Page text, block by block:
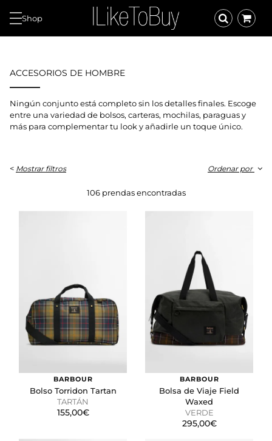
Shop
ACCESORIOS DE HOMBRE
Ningún conjunto está completo sin los detalles finales. Escoge
entre una variedad de bolsos, carteras, mochilas, paraguas y
más para complementar tu look y añadirle un toque único.
106 prendas encontradas
Ordenar por
< Mostrar filtros
BARBOUR
Bolso Torridon Tartan
TARTÁN
155,00€
BARBOUR
Bolsa de Viaje Field
Waxed
VERDE
295,00€